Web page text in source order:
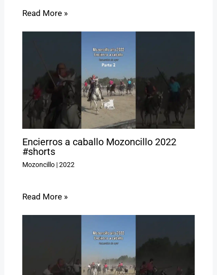
Read More »
Encierros a caballo Mozoncillo 2022
#shorts
Mozoncillo|2022
Read More »